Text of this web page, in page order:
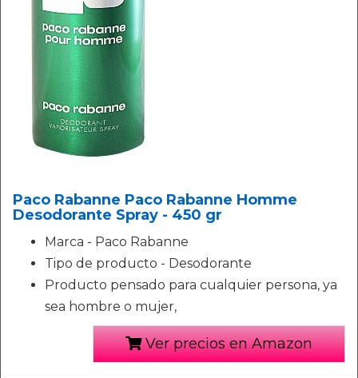
Paco Rabanne Paco Rabanne Homme
Desodorante Spray - 450 gr
Marca - Paco Rabanne
Tipo de producto - Desodorante
Producto pensado para cualquier persona, ya
sea hombre o mujer,
Ver precios en Amazon